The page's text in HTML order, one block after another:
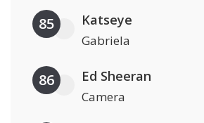
85 Katseye
Gabriela
86 Ed Sheeran
Camera